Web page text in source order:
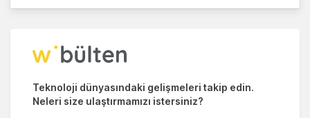
Teknoloji dünyasındaki gelişmeleri takip edin.
Neleri size ulaştırmamızı istersiniz?